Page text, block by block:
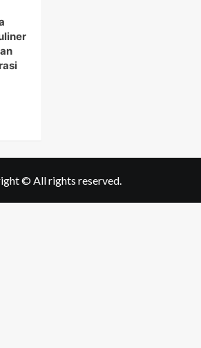
© All rights reserved.